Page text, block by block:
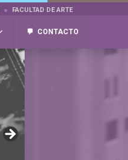
FACULTAD DE ARTE
CONTACTO